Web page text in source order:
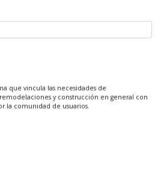
que vincula las necesidades de
y construcción en general con
la comunidad de usuarios.